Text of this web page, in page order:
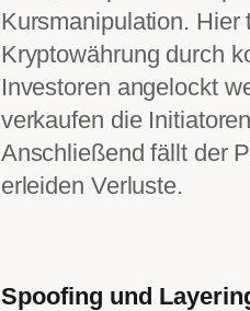
Kursmanipulation. Hier
Kryptowährung durch
Investoren angelockt
verkaufen die
Anschließend fällt der
erleiden Verluste.
Spoofing und